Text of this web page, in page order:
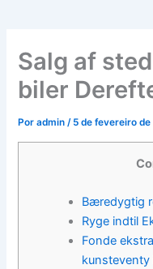
Salg af
biler
Poradmin/ 5 de fevereiro de
Bæredygtig
Ryge indtil
Fonde
kunsteventy